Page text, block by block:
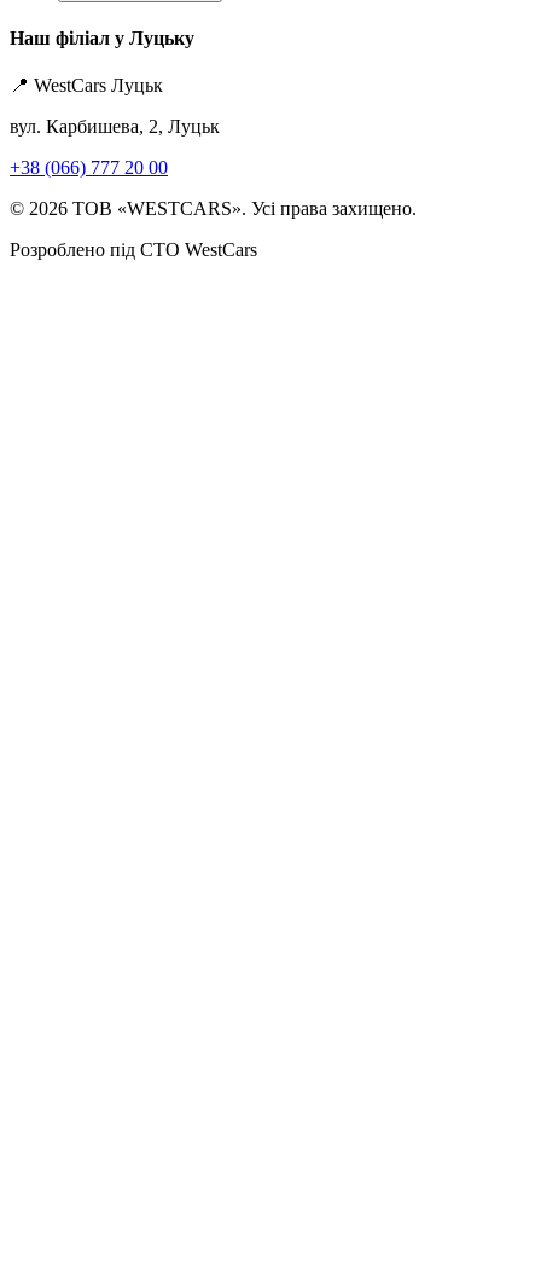
Наш філіал у Луцьку
📍 WestCars Луцьк
вул. Карбишева, 2, Луцьк
+38 (066) 777 20 00
© 2026 ТОВ «WESTCARS». Усі права захищено.
Розроблено під СТО WestCars